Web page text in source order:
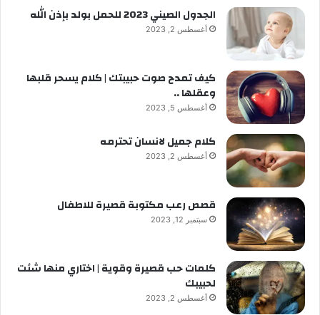
الجدول الصيني 2023 للحمل بولد بإذن الله
أغسطس 2, 2023
كيف تمدح صوت حبيبتك | كلام يسحر قلبها
وعقلها ..
أغسطس 5, 2023
كلام جميل لانسان تحترمه
أغسطس 2, 2023
قصص رعب مكتوبة قصيرة للاطفال
سبتمبر 12, 2023
كلمات حب قصيرة وقوية | اختاري منها شئت
لحبيبك
أغسطس 2, 2023